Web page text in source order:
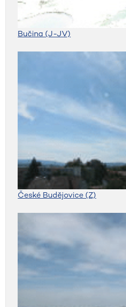
Bučina (J-JV)
České Budějovice (Z)